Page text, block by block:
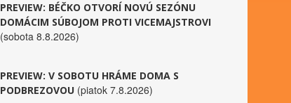
PREVIEW: BÉČKO OTVORÍ NOVÚ SEZÓNU
DOMÁCIM SÚBOJOM PROTI VICEMAJSTROVI
(sobota 8.8.2026)
PREVIEW: V SOBOTU HRÁME DOMA S
PODBREZOVOU (piatok 7.8.2026)